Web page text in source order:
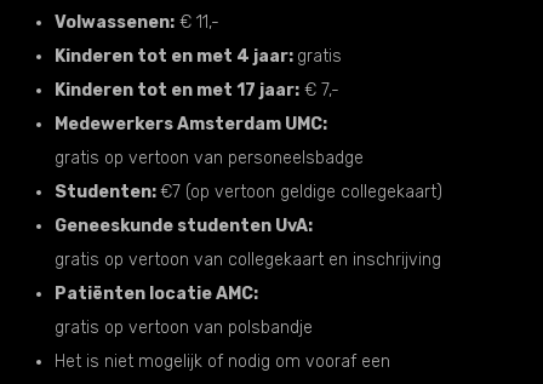
Volwassenen: € 11,-
Kinderen tot en met 4 jaar: gratis
Kinderen tot en met 17 jaar: € 7,-
Medewerkers Amsterdam UMC:
gratis op vertoon van personeelsbadge
Studenten:€7 (op vertoon geldige collegekaart)
Geneeskunde studenten UvA:
gratis op vertoon van collegekaart en inschrijving
Patiënten locatie AMC:
gratis op vertoon van polsbandje
Het is niet mogelijk of nodig om vooraf een